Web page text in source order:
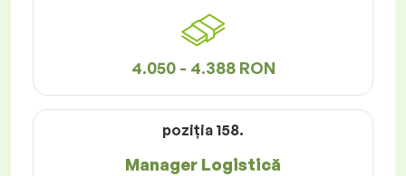
4.050 - 4.388 RON
poziţia 158.
Manager Logistică